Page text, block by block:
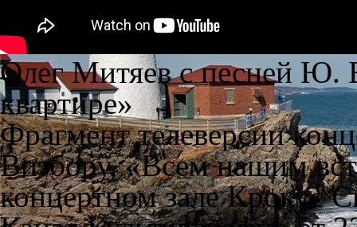
Олег Митяев с песней Ю.
квартире»
Фрагмент телеверсии
Визбору, «Всем нашим
концертном зале Крокус